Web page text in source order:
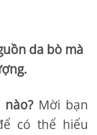
da bò mà
Mời bạn
có thể hiểu